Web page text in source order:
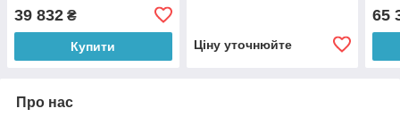
39 832 ₴
Купити Ціну уточнюйте
65
Про нас